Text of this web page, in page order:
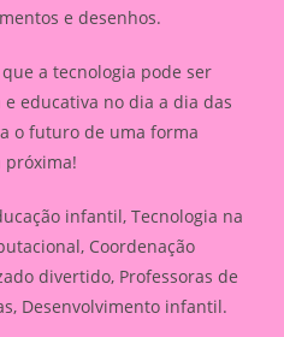
e desenhos.
a tecnologia pode ser
educativa no dia a dia das
o futuro de uma forma
próxima!
infantil, Tecnologia na
Coordenação
divertido, Professoras de
Desenvolvimento infantil.